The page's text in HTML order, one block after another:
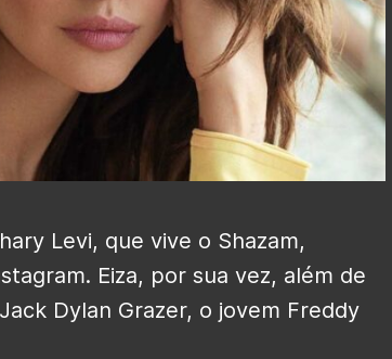
Levi, que vive o Shazam,
Eiza, por sua vez, além de
Dylan Grazer, o jovem Freddy